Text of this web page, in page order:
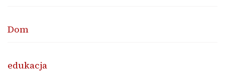
Dom
edukacja